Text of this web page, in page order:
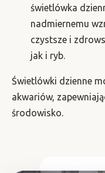
świetlówka
nadmiernemu
czystsze i
jak i ryb.
Świetlówki dzienne
akwariów,
środowisko.